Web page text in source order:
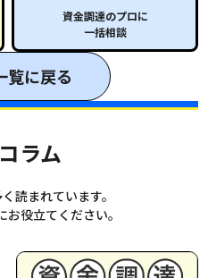
資金調達のプロに
一括相談
覧に戻る
ラム
読まれています。
役立てください。